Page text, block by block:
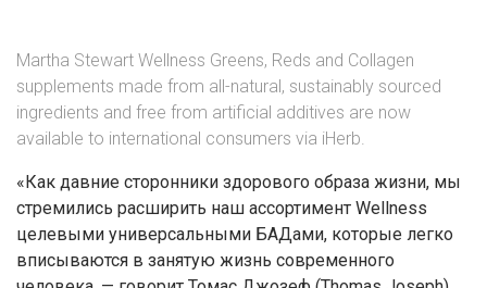
Martha Stewart Wellness Greens, Reds and Collagen
supplements made from all-natural, sustainably sourced
ingredients and free from artificial additives are now
available to international consumers via iHerb.
«Как давние сторонники здорового образа жизни, мы
стремились расширить наш ассортимент Wellness
целевыми универсальными БАДами, которые легко
вписываются в занятую жизнь современного